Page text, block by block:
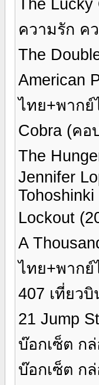
The
ความรัก ค
The
American
ไทย+พากย์
Cobra (คอ
The
Jennifer
Lockout
A
ไทย+พากย์
407 เที่ยว
21 Jump
บ๊อกเซ็ต ก
บ๊อกเซ็ต ก